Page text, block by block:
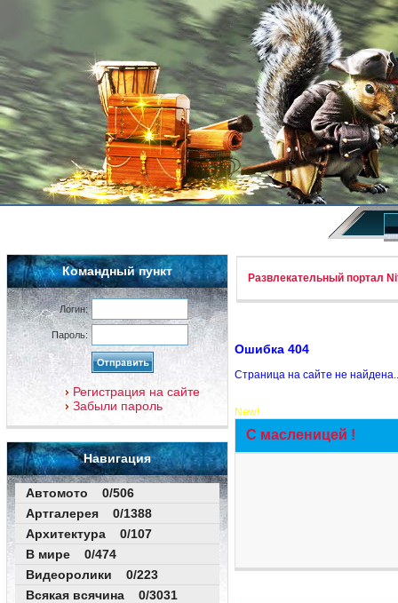
Командный пункт
Логин:
Пароль:
Регистрация на сайте
Забыли пароль
Навигация
Автомото 0/506
Артгалерея 0/1388
Архитектура 0/107
В мире 0/474
Видеоролики 0/223
Всякая всячина 0/3031
Развлекательный портал
Ошибка 404
Страница на сайте не
New!
С масленицей !